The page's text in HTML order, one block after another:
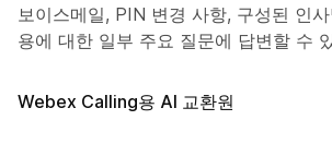
보이스메일, PIN 변경 사항, 구성된 인사
용에 대한 일부 주요 질문에 답변할 수
Webex Calling용 AI 교환원